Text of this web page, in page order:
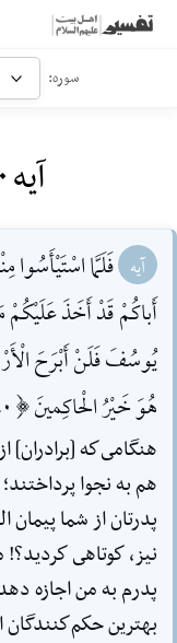
سوره:
آیه ۸۰ - سوره یوسف
آیه فَلَمَّا اسْتَيْأَسُوا
أَباكُمْ قَدْ أَخَذَ عَلَيْكُمْ
يُوسُفَ فَلَنْ أَبْرَحَ
هُوَ خَيْرُ الْحاكِمينَ [80]
هنگامى‌كه [برادران]
هم به نجوا
پدرتان از شما
نيز، كوتاهى
پدرم به من اجازه
بهترين